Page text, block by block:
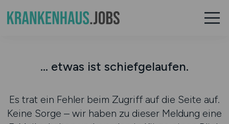
... etwas ist schiefgelaufen.
Es trat ein Fehler beim Zugriff auf die Seite auf.
Keine Sorge – wir haben zu dieser Meldung eine